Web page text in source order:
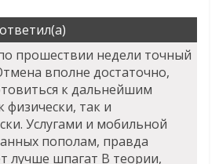
ответил(а)
прошествии недели точный
вполне достаточно,
к дальнейшим
физически, так и
Услугами и мобильной
пополам, правда
лучше шпагат В теории,